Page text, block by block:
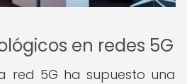
en redes 5G
red 5G ha supuesto una